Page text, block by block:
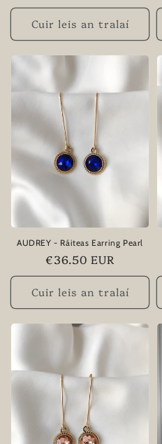
rialta
Cuir leis an tralaí
AUDREY - Ráiteas Earring Pearl
Praghas
rialta
€36.50 EUR
Cuir leis an tralaí